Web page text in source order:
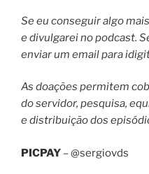
Se eu conseguir algo
e divulgarei no podcast.
enviar um email para
As doações permitem
do servidor, pesquisa,
e distribuição dos
PICPAY – @sergiovds